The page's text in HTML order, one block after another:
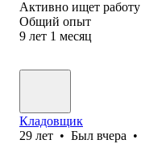
Активно ищет работу
Общий опыт
9 лет 1 месяц
Кладовщик
29 лет • Был вчера •